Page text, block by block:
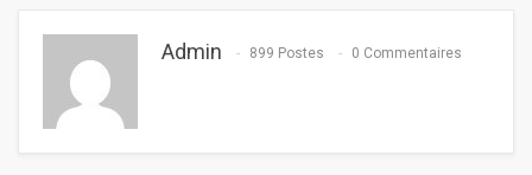
Admin 899 Postes 0 Commentaires